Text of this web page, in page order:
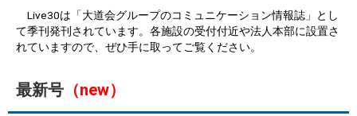
Live30は「大道会グループのコミュニケーション情報誌」とし
て季刊発刊されています。各施設の受付付近や法人本部に設置さ
れていますので、ぜひ手に取ってご覧ください。
最新号 （new）